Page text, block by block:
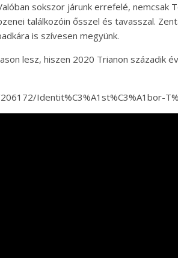
sokszor járunk errefelé,
találkozóin ősszel és tavasszal.
is szívesen megyünk.
lesz, hiszen 2020 Trianon századik
Identit%C3%A1st%C3%A1bor-